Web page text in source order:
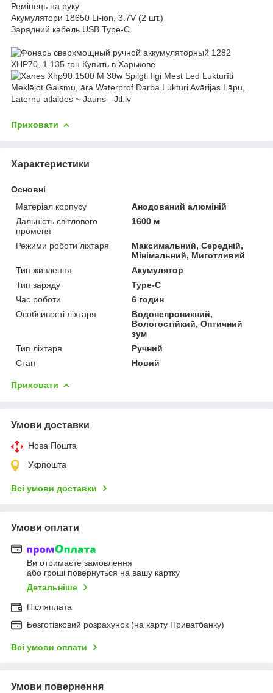
Ремінець на руку
Акумулятори 18650 Li-ion, 3.7V (2 шт.)
Зарядний кабель USB Type-C
Приховати
Характеристики
Основні
Матеріал корпусу
Анодований алюміній
Дальність світлового
променя
1600 м
Режими роботи ліхтаря
Максимальний, Середній,
Мінімальний, Миготливий
Тип живлення
Акумулятор
Тип заряду
Type-C
Час роботи
6 годин
Особливості ліхтаря
Водонепроникний,
Вологостійкий, Оптичний
зум
Тип ліхтаря
Ручний
Стан
Новий
Приховати
Умови доставки
Нова Пошта
Укрпошта
Всі умови доставки
Умови оплати
Ви отримаєте замовлення
або гроші повернуться на вашу картку
Детальніше
Післяплата
Безготівковий розрахунок (на карту Приватбанку)
Всі умови оплати
Умови повернення